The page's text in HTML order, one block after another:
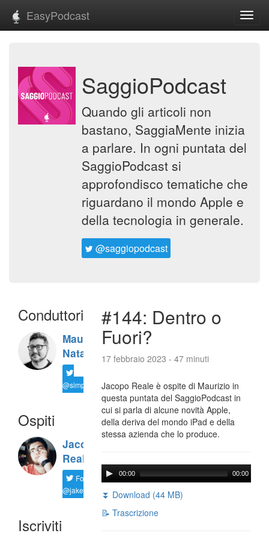
EasyPodcast
SaggioPodcast
Quando gli articoli non
bastano, SaggiaMente inizia
a parlare. In ogni puntata del
SaggioPodcast si
approfondisco tematiche che
riguardano il mondo Apple e
della tecnologia in generale.
@saggiopodcast
Conduttori
Maurizio
Natali
@simplemal
Ospiti
Jacopo
Reale
Follow
@jakereale
Iscriviti
#144: Dentro o
Fuori?
17 febbraio 2023 - 47 minuti
Jacopo Reale è ospite di Maurizio in
questa puntata del SaggioPodcast in
cui si parla di alcune novità Apple,
della deriva del mondo iPad e della
stessa azienda che lo produce.
00:00 00:00
⏬ Download (44 MB)
📝 Trascrizione